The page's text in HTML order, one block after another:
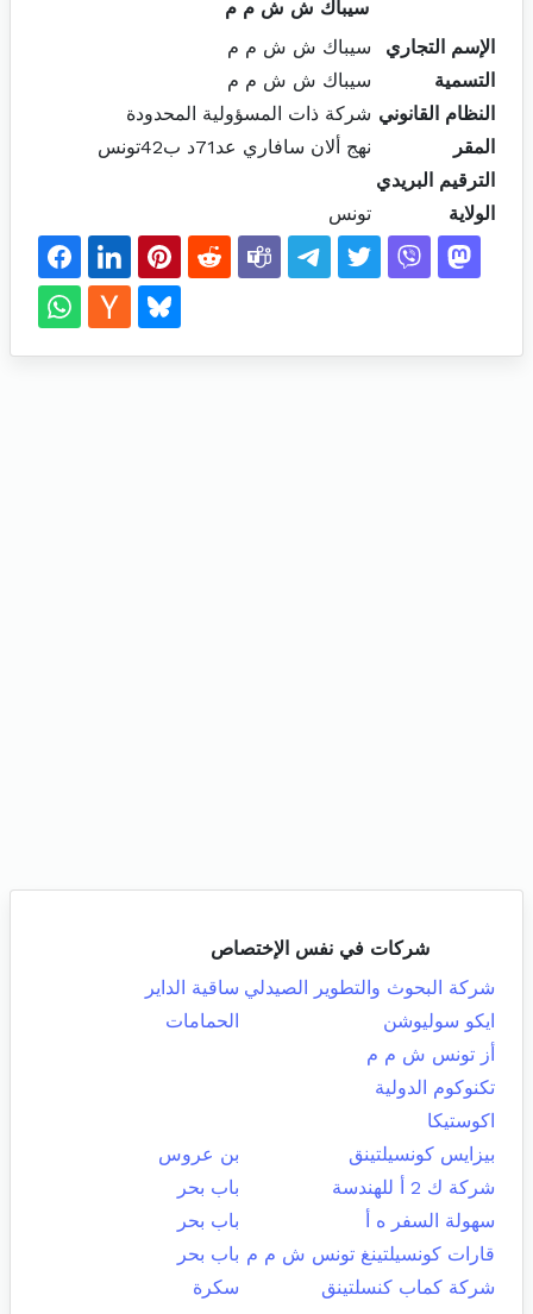
سيباك ش ش م م
الإسم التجاري
سيباك ش ش م م
التسمية
سيباك ش ش م م
النظام القانوني شركة ذات المسؤولية المحدودة
المقر
نهج ألان سافاري عد71د ب42تونس
الترقيم البريدي
الولاية
تونس
شركات في نفس الإختصاص
شركة البحوث والتطوير الصيدلي ساقية الداير
ايكو سوليوشن
الحمامات
أز تونس ش م م
تكنوكوم الدولية
اكوستيكا
بيزايس كونسيلتينق
بن عروس
شركة ك 2 أ للهندسة
باب بحر
سهولة السفر ه أ
باب بحر
قارات كونسيلتينغ تونس ش م م باب بحر
شركة كماب كنسلتينق
سكرة